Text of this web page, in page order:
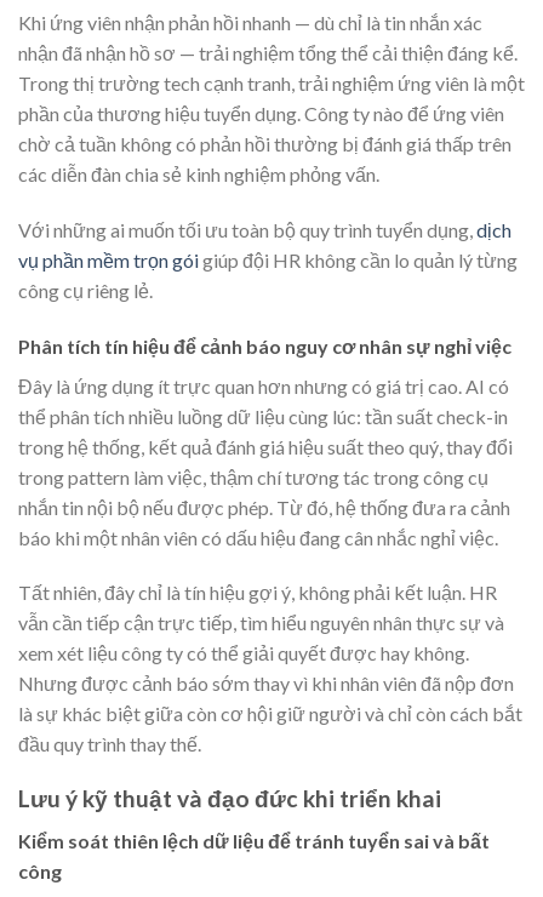
Khi ứng viên nhận phản hồi nhanh — dù chỉ là tin nhắn xác
nhận đã nhận hồ sơ — trải nghiệm tổng thể cải thiện đáng kể.
Trong thị trường tech cạnh tranh, trải nghiệm ứng viên là một
phần của thương hiệu tuyển dụng. Công ty nào để ứng viên
chờ cả tuần không có phản hồi thường bị đánh giá thấp trên
các diễn đàn chia sẻ kinh nghiệm phỏng vấn.
Với những ai muốn tối ưu toàn bộ quy trình tuyển dụng, dịch
vụ phần mềm trọn góigiúp đội HR không cần lo quản lý từng
công cụ riêng lẻ.
Phân tích tín hiệu để cảnh báo nguy cơ nhân sự nghỉ việc
Đây là ứng dụng ít trực quan hơn nhưng có giá trị cao. AI có
thể phân tích nhiều luồng dữ liệu cùng lúc: tần suất check-in
trong hệ thống, kết quả đánh giá hiệu suất theo quý, thay đổi
trong pattern làm việc, thậm chí tương tác trong công cụ
nhắn tin nội bộ nếu được phép. Từ đó, hệ thống đưa ra cảnh
báo khi một nhân viên có dấu hiệu đang cân nhắc nghỉ việc.
Tất nhiên, đây chỉ là tín hiệu gợi ý, không phải kết luận. HR
vẫn cần tiếp cận trực tiếp, tìm hiểu nguyên nhân thực sự và
xem xét liệu công ty có thể giải quyết được hay không.
Nhưng được cảnh báo sớm thay vì khi nhân viên đã nộp đơn
là sự khác biệt giữa còn cơ hội giữ người và chỉ còn cách bắt
đầu quy trình thay thế.
Lưu ý kỹ thuật và đạo đức khi triển khai
Kiểm soát thiên lệch dữ liệu để tránh tuyển sai và bất
công